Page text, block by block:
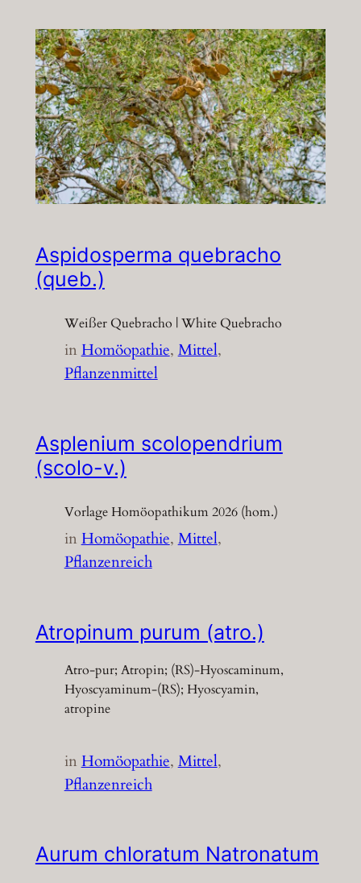
Aspidosperma quebracho
(queb.)
Weißer Quebracho | White Quebracho
inHomöopathie, Mittel
Pflanzenmittel
Asplenium scolopendrium
(scolo-v.)
Vorlage Homöopathikum 2026 (hom.)
inHomöopathie, Mittel
Pflanzenreich
Atropinum purum (atro.)
Atro-pur; Atropin; (RS)-Hyoscaminum,
Hyoscyaminum-(RS); Hyoscyamin,
atropine
inHomöopathie, Mittel
Pflanzenreich
Aurum chloratum Natronatum